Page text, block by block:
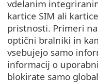
vdelanim
kartice SIM ali
pristnosti. Primeri
optični bralniki in
vsebujejo samo
informacij o
blokirate samo